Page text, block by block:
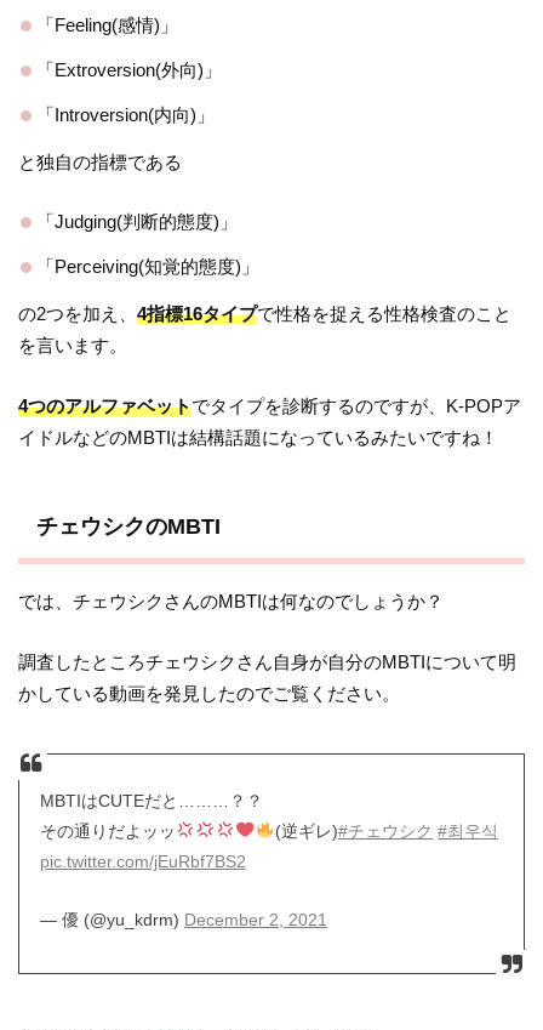
「Feeling(感情)」
「Extroversion(外向)」
「Introversion(内向)」
と独自の指標である
「Judging(判断的態度)」
「Perceiving(知覚的態度)」
の2つを加え、4指標16タイプで性格を捉える性格検査のこと
を言います。
4つのアルファベットでタイプを診断するのですが、K-POPア
イドルなどのMBTIは結構話題になっているみたいですね！
チェウシクのMBTI
では、チェウシクさんのMBTIは何なのでしょうか？
調査したところチェウシクさん自身が自分のMBTIについて明
かしている動画を発見したのでご覧ください。
MBTIはCUTEだと………？？
その通りだよッッ
(逆ギレ)#チェウシク #최우식
pic.twitter.com/jEuRbf7BS2
— 優 (@yu_kdrm) December 2, 2021